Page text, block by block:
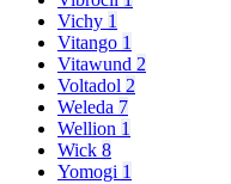
Vichy 1
Vitango 1
Vitawund 2
Voltadol 2
Weleda 7
Wellion 1
Wick 8
Yomogi 1